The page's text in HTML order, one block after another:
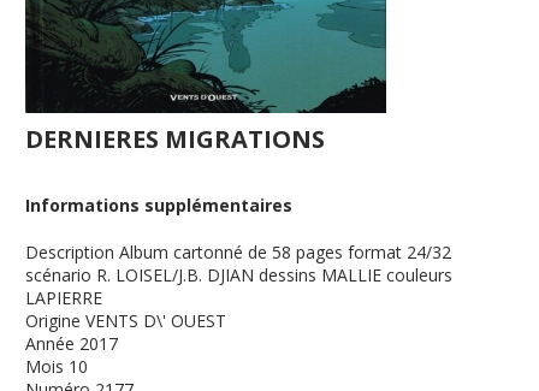
DERNIERES MIGRATIONS
Informations supplémentaires
Description Album cartonné de 58 pages format 24/32
scénario R. LOISEL/J.B. DJIAN dessins MALLIE couleurs
LAPIERRE
Origine VENTS D\' OUEST
Année 2017
Mois 10